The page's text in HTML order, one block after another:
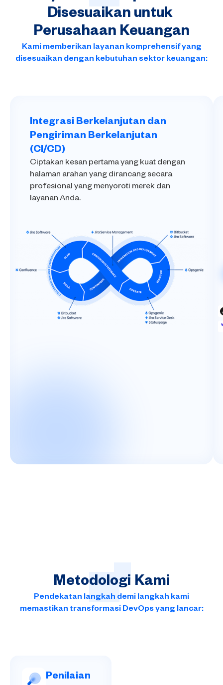
Disesuaikan untuk
Perusahaan Keuangan
Kami memberikan layanan komprehensif yang
disesuaikan dengan kebutuhan sektor keuangan:
Integrasi Berkelanjutan dan
Pengiriman Berkelanjutan
(CI/CD)
Ciptakan kesan pertama yang kuat dengan
halaman arahan yang dirancang secara
profesional yang menyoroti merek dan
layanan Anda.
Metodologi Kami
Pendekatan langkah demi langkah kami
memastikan transformasi DevOps yang lancar:
Penilaian